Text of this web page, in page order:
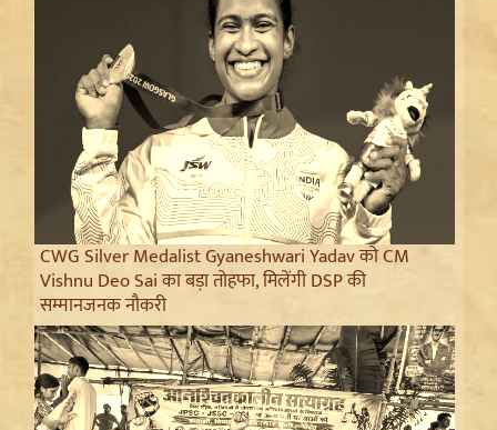
CWG Silver Medalist Gyaneshwari Yadav को CM
Vishnu Deo Sai का बड़ा तोहफा, मिलेंगी DSP की
सम्मानजनक नौकरी